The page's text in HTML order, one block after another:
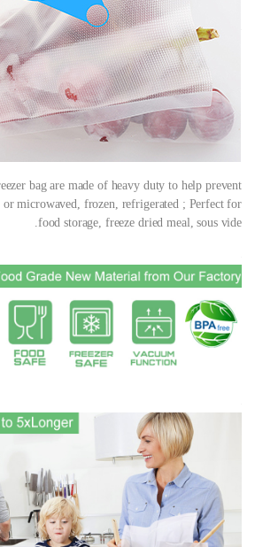
bag are made of heavy duty to help prevent
or microwaved, frozen, refrigerated ; Perfect for
food storage, freeze dried meal, sous vide.